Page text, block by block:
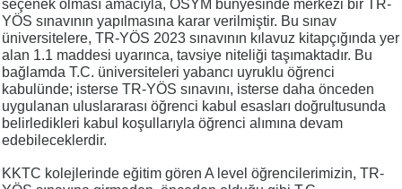
seçenek olması amacıyla, ÖSYM bünyesinde merkezi bir TR-
YÖS sınavının yapılmasına karar verilmiştir. Bu sınav
üniversitelere, TR-YÖS 2023 sınavının kılavuz kitapçığında yer
alan 1.1 maddesi uyarınca, tavsiye niteliği taşımaktadır. Bu
bağlamda T.C. üniversiteleri yabancı uyruklu öğrenci
kabulünde; isterse TR-YÖS sınavını, isterse daha önceden
uygulanan uluslararası öğrenci kabul esasları doğrultusunda
belirledikleri kabul koşullarıyla öğrenci alımına devam
edebileceklerdir.
KKTC kolejlerinde eğitim gören A level öğrencilerimizin, TR-